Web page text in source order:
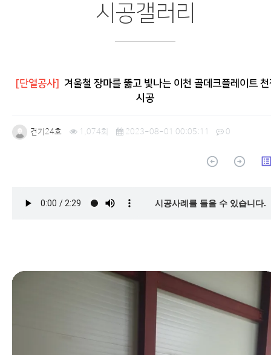
시공갤러리
[단열공사]
겨울철 장마를 뚫고 빛나는 이천 골데크플레이트 천
시공
건기24호 1,074회 2023-08-01 00:05:11 0
arrow_circle_up arrow_circle_up
시공사례를 들을 수 있습니다.